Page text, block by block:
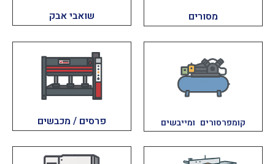
מסורים שואבי אבק
קומפרסורים ומייבשים פרסים / מכבשים